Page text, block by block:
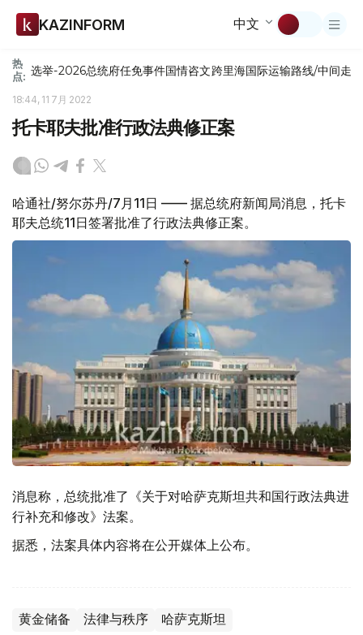
KAZINFORM 中文
热
点: 选举-2026总统府任免事件国情咨文跨里海国际运输路线/中间走廊
18:44, 11 7月 2022
托卡耶夫批准行政法典修正案
哈通社/努尔苏丹/7月11日 —— 据总统府新闻局消息，托卡
耶夫总统11日签署批准了行政法典修正案。
消息称，总统批准了《关于对哈萨克斯坦共和国行政法典进
行补充和修改》法案。
据悉，法案具体内容将在公开媒体上公布。
黄金储备 法律与秩序 哈萨克斯坦